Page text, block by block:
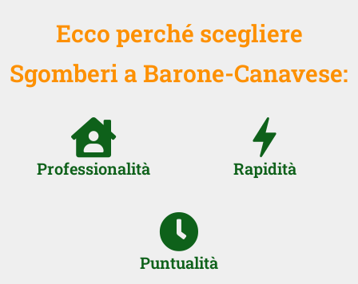
Ecco perché scegliere
Sgomberi a Barone-Canavese:
Professionalità Rapidità
Puntualità